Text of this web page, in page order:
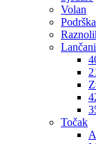
Volan
Podrška
Točak